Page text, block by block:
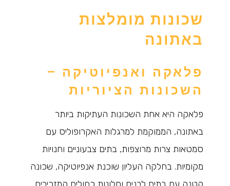
שכונות מומלצות
באתונה
פלאקה ואנפיוטיקה –
השכונות הציוריות
פלאקה היא אחת השכונות העתיקות ביותר
באתונה, הממוקמת למרגלות האקרופוליס עם
סמטאות צרות מרוצפות, בתים צבעוניים וחנויות
מקומיות. בחלקה העליון שוכנת אנפיוטיקה, שכונה